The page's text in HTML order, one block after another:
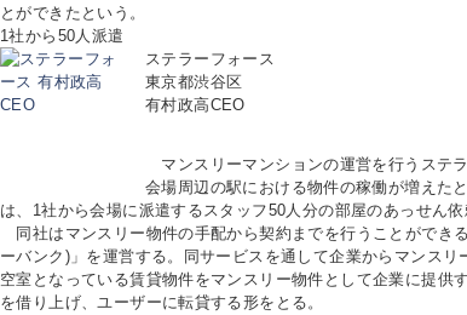
とができたという。
1社から50人派遣
ステラーフォース
東京都渋谷区
有村政高CEO
マンスリーマンションの運営を行うステ
会場周辺の駅における物件の稼働が増えた
は、1社から会場に派遣するスタッフ50人分の部屋のあっせん依
同社はマンスリー物件の手配から契約までを行うことができ
ーバンク)」を運営する。同サービスを通して企業からマンス
空室となっている賃貸物件をマンスリー物件として企業に提供
を借り上げ、ユーザーに転貸する形をとる。